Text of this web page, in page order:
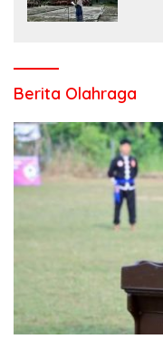
Berita Olahraga